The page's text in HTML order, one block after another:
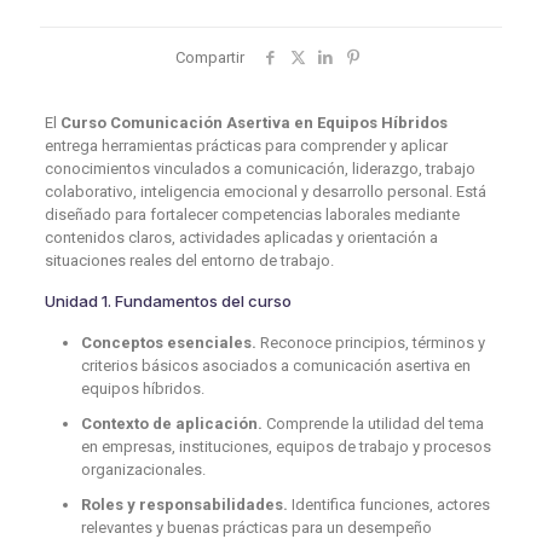
Compartir
El Curso Comunicación Asertiva en Equipos Híbridos
entrega herramientas prácticas para comprender y aplicar
conocimientos vinculados a comunicación, liderazgo, trabajo
colaborativo, inteligencia emocional y desarrollo personal. Está
diseñado para fortalecer competencias laborales mediante
contenidos claros, actividades aplicadas y orientación a
situaciones reales del entorno de trabajo.
Unidad 1. Fundamentos del curso
Conceptos esenciales. Reconoce principios, términos y
criterios básicos asociados a comunicación asertiva en
equipos híbridos.
Contexto de aplicación. Comprende la utilidad del tema
en empresas, instituciones, equipos de trabajo y procesos
organizacionales.
Roles y responsabilidades. Identifica funciones, actores
relevantes y buenas prácticas para un desempeño